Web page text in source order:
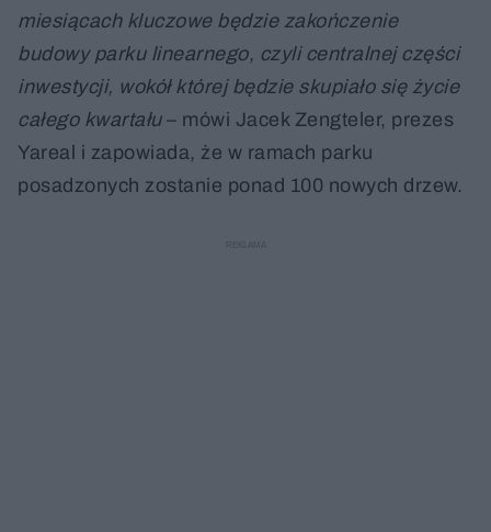
miesiącach kluczowe będzie zakończenie
budowy parku linearnego, czyli centralnej części
inwestycji, wokół której będzie skupiało się życie
całego kwartału– mówi Jacek Zengteler, prezes
Yareal i zapowiada, że w ramach parku
posadzonych zostanie ponad 100 nowych drzew.